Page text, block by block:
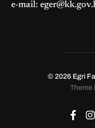
e-mail:
© 2026 Egri
Theme